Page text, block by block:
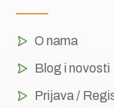
O nama
Blog i novosti
Prijava /